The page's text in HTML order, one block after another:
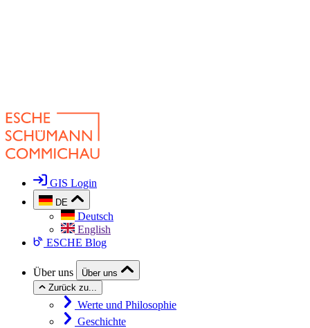
GIS Login
DE
Deutsch
English
ESCHE Blog
Über uns
Über uns
Zurück zu...
Werte und Philosophie
Geschichte